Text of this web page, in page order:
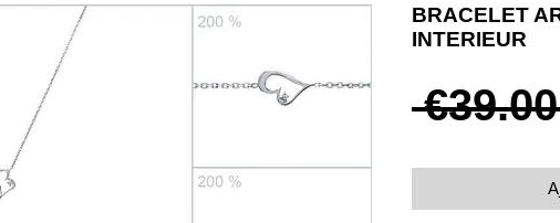
BRACELET
INTERIEUR